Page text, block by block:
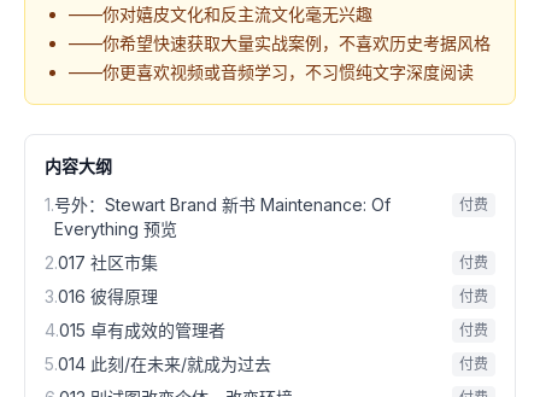
——你对嬉皮文化和反主流文化毫无兴趣
——你希望快速获取大量实战案例，不喜欢历史考据风格
——你更喜欢视频或音频学习，不习惯纯文字深度阅读
内容大纲
1.号外：Stewart Brand 新书 Maintenance: Of
Everything 预览
付费
2.017 社区市集 付费
3.016 彼得原理 付费
4.015 卓有成效的管理者 付费
5.014 此刻/在未来/就成为过去 付费